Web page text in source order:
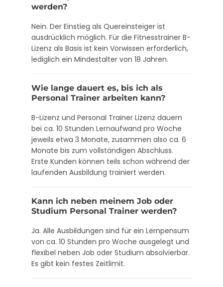
werden?
Nein. Der Einstieg als Quereinsteiger ist
ausdrücklich möglich. Für die Fitnesstrainer B-
Lizenz als Basis ist kein Vorwissen erforderlich,
lediglich ein Mindestalter von 18 Jahren.
Wie lange dauert es, bis ich als
Personal Trainer arbeiten kann?
B-Lizenz und Personal Trainer Lizenz dauern
bei ca. 10 Stunden Lernaufwand pro Woche
jeweils etwa 3 Monate, zusammen also ca. 6
Monate bis zum vollständigen Abschluss.
Erste Kunden können teils schon während der
laufenden Ausbildung trainiert werden.
Kann ich neben meinem Job oder
Studium Personal Trainer werden?
Ja. Alle Ausbildungen sind für ein Lernpensum
von ca. 10 Stunden pro Woche ausgelegt und
flexibel neben Job oder Studium absolvierbar.
Es gibt kein festes Zeitlimit.